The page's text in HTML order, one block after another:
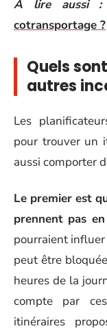
A lire aussi :
cotransportage ?
Quels
autres
Les
pour trouver un
aussi comporter
Le premier est
prennent pas
pourraient
peut être
heures de la
compte par
itinéraires